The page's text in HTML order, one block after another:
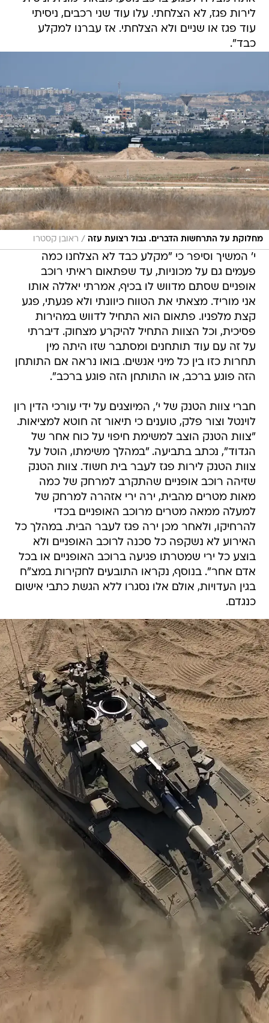
לירות פגז, לא הצלחתי. עלו עוד שני רכבים, ניסיתי
עוד פגז או שניים ולא הצלחתי. אז עברנו למקלע
כבד".
מחלוקת על התרחשות הדברים. גבול רצועת עזה / ראובן קסטרו
י' המשיך וסיפר כי "מקלע כבד לא הצלחנו כמה
פעמים גם על מכוניות, עד שפתאום ראיתי רוכב
אופניים שסתם מדווש לו בכיף, אמרתי יאללה אותו
אני מוריד. מצאתי את הטווח כיוונתי ולא פגעתי, פגע
קצת מלפניו. פתאום הוא התחיל לדווש במהירות
פסיכית, וכל הצוות התחיל להיקרע מצחוק. דיברתי
על זה עם עוד תותחנים ומסתבר שזו היתה מין
תחרות כזו בין כל מיני אנשים. בואו נראה אם התותחן
הזה פוגע ברכב, או התותחן הזה פוגע ברכב".
חברי צוות הטנק של י', המיוצגים על ידי עורכי הדין רון
לוינטל וצור פלק, טוענים כי תיאור זה חוטא למציאות.
"צוות הטנק הוצב למשימת חיפוי על כוח אחר של
הגדוד", נכתב בתביעה. "במהלך משימתו, הוטל על
צוות הטנק לירות פגז לעבר בית חשוד. צוות הטנק
שזיהה רוכב אופניים שהתקרב למרחק של כמה
מאות מטרים מהבית, ירה ירי אזהרה למרחק של
למעלה ממאה מטרים מרוכב האופניים בכדי
להרחיקו, ולאחר מכן ירה פגז לעבר הבית. במהלך כל
האירוע לא נשקפה כל סכנה לרוכב האופניים ולא
בוצע כל ירי שמטרתו פגיעה ברוכב האופניים או בכל
אדם אחר". בנוסף, נקראו התובעים לחקירות במצ"ח
בגין העדויות, אולם אלו נסגרו ללא הגשת כתבי אישום
כנגדם.